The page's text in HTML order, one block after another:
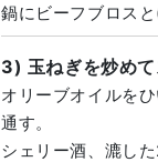
鍋にビーフブロス
3) 玉ねぎを炒め
オリーブオイルを
通す。
シェリー酒、漉し